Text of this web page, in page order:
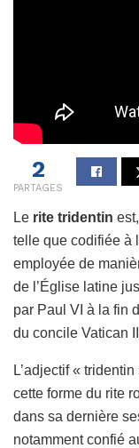
2
PARTAGES
Le rite tridentin
telle que codifiée à
employée de
de l’Église latine
par Paul VI à la fin
du concile Vatican
L’adjectif «
cette forme du rite
dans sa dernière
notamment confié